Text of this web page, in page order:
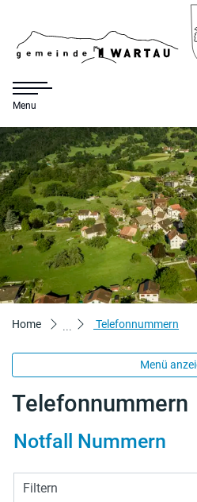
zur Startseite
Direkt zur Hauptnavigation
Direkt zum Inhalt
Direkt zur Suche
Direkt zum
Menu
Home Telefonnummern
Menü
Telefonnummern
Notfall Nummern
Filtern